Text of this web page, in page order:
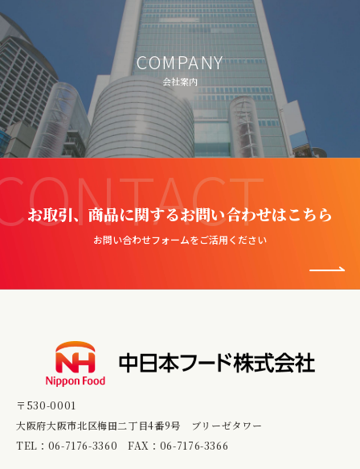
COMPANY
会社案内
お取引、商品に関するお問い合わせはこちら
お問い合わせフォームをご活用ください
〒530-0001
大阪府大阪市北区梅田二丁目4番9号 ブリーゼタワー
TEL： 06-7176-3360 FAX：06-7176-3366